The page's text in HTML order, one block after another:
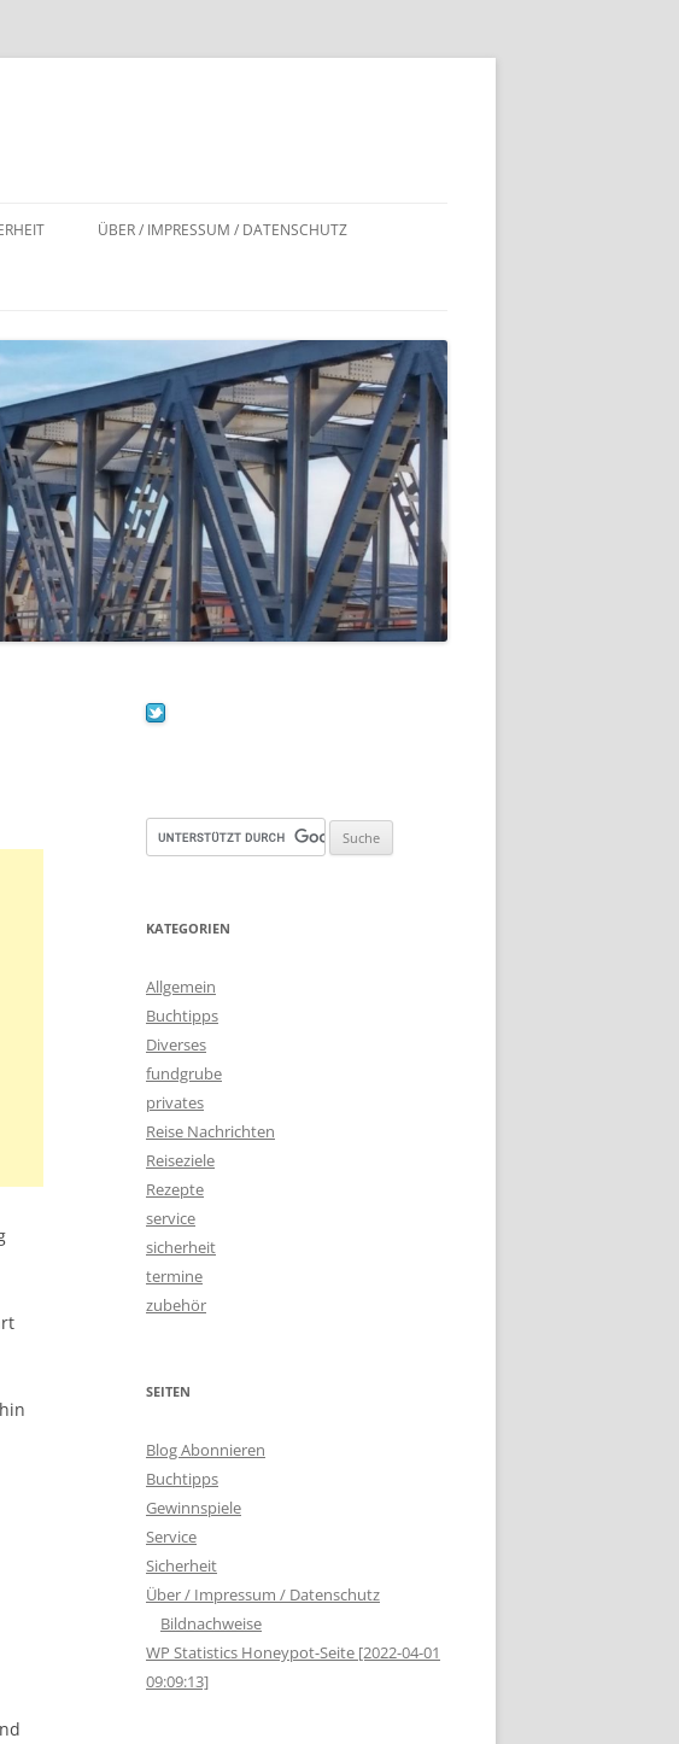
ÜBER / IMPRESSUM / DATENSCHUTZ
KATEGORIEN
Allgemein
Buchtipps
Diverses
fundgrube
privates
Reise Nachrichten
Reiseziele
Rezepte
service
sicherheit
termine
zubehör
SEITEN
Blog Abonnieren
Buchtipps
Gewinnspiele
Service
Sicherheit
Über / Impressum / Datenschutz
Bildnachweise
WP Statistics Honeypot-Seite [2022-04-01
09:09:13]